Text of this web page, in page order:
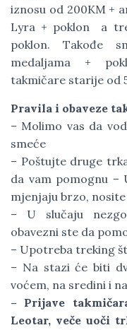
iznosu od 200KM +
Lyra + poklon a
poklon. Takođe
medaljama +
takmičare starije od
Pravila i obaveze
– Molimo vas da
smeće
– Poštujte druge
da vam pomognu –
mjenjaju brzo,
– U slučaju
obavezni ste da
– Upotreba treking
– Na stazi će biti
voćem, na sredini i
– Prijave
Leotar, veče uoči